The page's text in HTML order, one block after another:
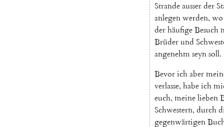
Strandeausserder
anlegenwerden, wo
derhäufigeBesuch
Brüderund
angenehmseynsoll.
Bevorichaber
verlasse, habeich
euch, meinelieben
Schwestern, durch
gegenwärtigen